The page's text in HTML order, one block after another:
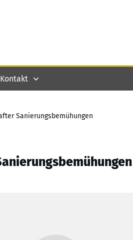
Kontakt
Sanierungsbemühungen